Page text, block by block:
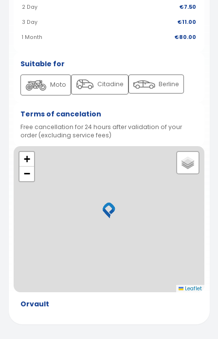
2 Day €7.50
3 Day €11.00
1 Month €80.00
Suitable for
Moto Citadine Berline
Terms of cancelation
Free cancellation for 24 hours after validation of your
order (excluding service fees)
+
−
Leaflet
Orvault